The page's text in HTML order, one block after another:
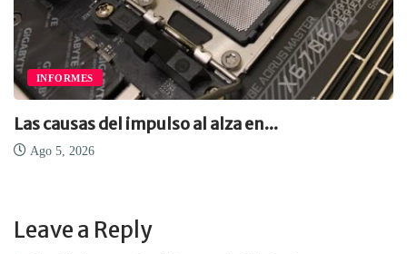
INFORMES
Las causas del impulso al alza en...
Ago 5, 2026
Leave a Reply